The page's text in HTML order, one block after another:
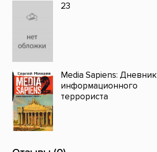
23
Media Sapiens: Дневник
информационного
террориста